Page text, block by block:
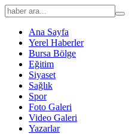
Ana Sayfa
Yerel Haberler
Bursa Bölge
Eğitim
Siyaset
Sağlık
Spor
Foto Galeri
Video Galeri
Yazarlar